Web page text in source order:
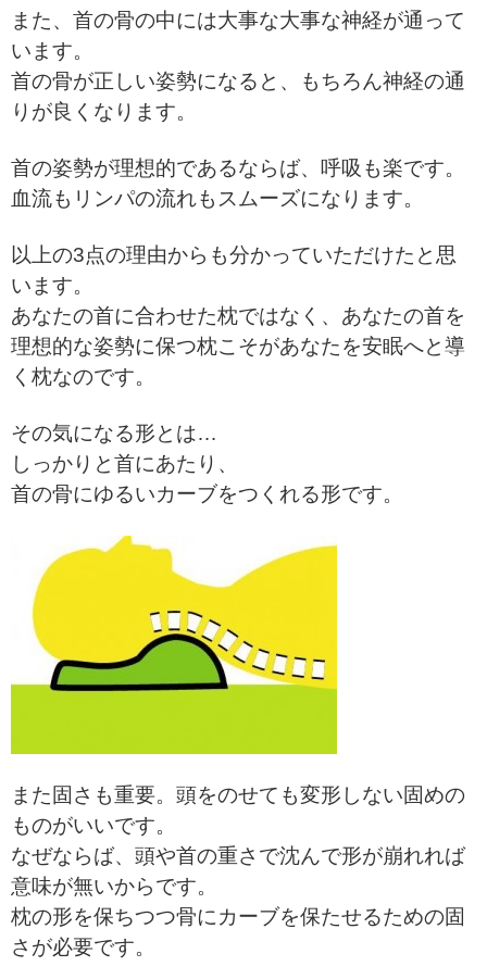
また、首の骨の中には大事な大事な神経が通って
います。
首の骨が正しい姿勢になると、もちろん神経の通
りが良くなります。
首の姿勢が理想的であるならば、呼吸も楽です。
血流もリンパの流れもスムーズになります。
以上の3点の理由からも分かっていただけたと思
います。
あなたの首に合わせた枕ではなく、あなたの首を
理想的な姿勢に保つ枕こそがあなたを安眠へと導
く枕なのです。
その気になる形とは…
しっかりと首にあたり、
首の骨にゆるいカーブをつくれる形です。
また固さも重要。頭をのせても変形しない固めの
ものがいいです。
なぜならば、頭や首の重さで沈んで形が崩れれば
意味が無いからです。
枕の形を保ちつつ骨にカーブを保たせるための固
さが必要です。